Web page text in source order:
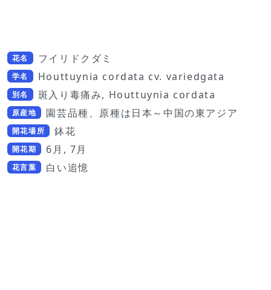
花名 フイリドクダミ
学名 Houttuynia cordata cv. variedgata
別名 斑入り毒痛み, Houttuynia cordata
原産地 園芸品種、原種は日本～中国の東アジア
開花場所 鉢花
開花期 6月, 7月
花言葉 白い追憶